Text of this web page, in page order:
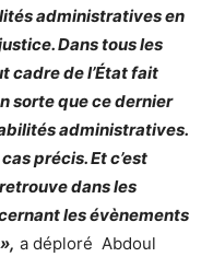
administratives en
Dans tous les
cadre de l’État fait
sorte que ce dernier
administratives.
précis. Et c’est
dans les
les évènements
a déploré Abdoul